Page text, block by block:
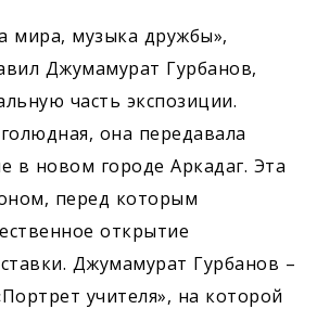
мира, музыка дружбы»,
Джумамурат Гурбанов,
часть экспозиции.
она передавала
в новом городе Аркадаг. Эта
перед которым
открытие
Джумамурат Гурбанов –
учителя», на которой